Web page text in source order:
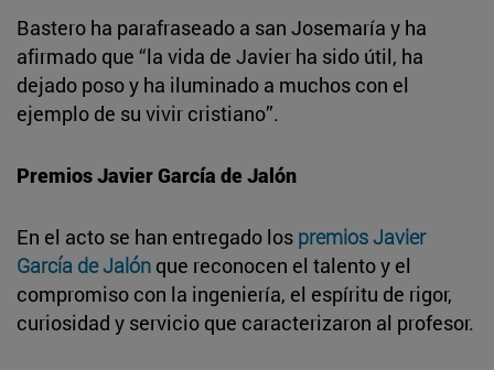
Bastero ha parafraseado a san Josemaría y ha
afirmado que “la vida de Javier ha sido útil, ha
dejado poso y ha iluminado a muchos con el
ejemplo de su vivir cristiano”.
Premios Javier García de Jalón
En el acto se han entregado los premios Javier
García de Jalón que reconocen el talento y el
compromiso con la ingeniería, el espíritu de rigor,
curiosidad y servicio que caracterizaron al profesor.